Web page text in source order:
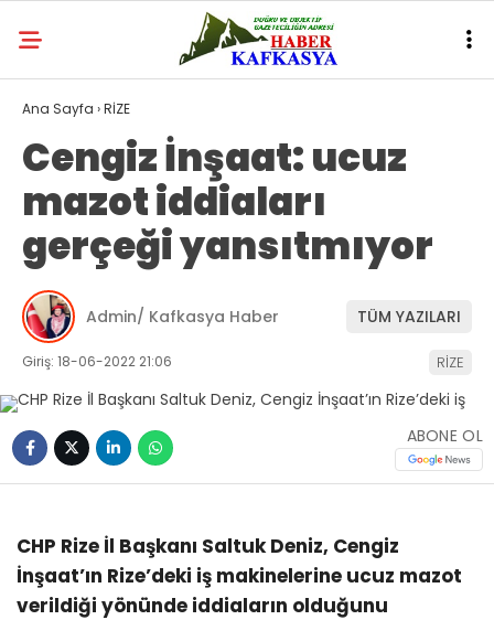
Ana Sayfa ›RİZE
Cengiz İnşaat: ucuz
mazot iddiaları
gerçeği yansıtmıyor
Admin/ Kafkasya Haber TÜM YAZILARI
Giriş: 18-06-2022 21:06 RİZE
ABONE OL
CHP Rize İl Başkanı Saltuk Deniz, Cengiz
İnşaat’ın Rize’deki iş makinelerine ucuz mazot
verildiği yönünde iddiaların olduğunu